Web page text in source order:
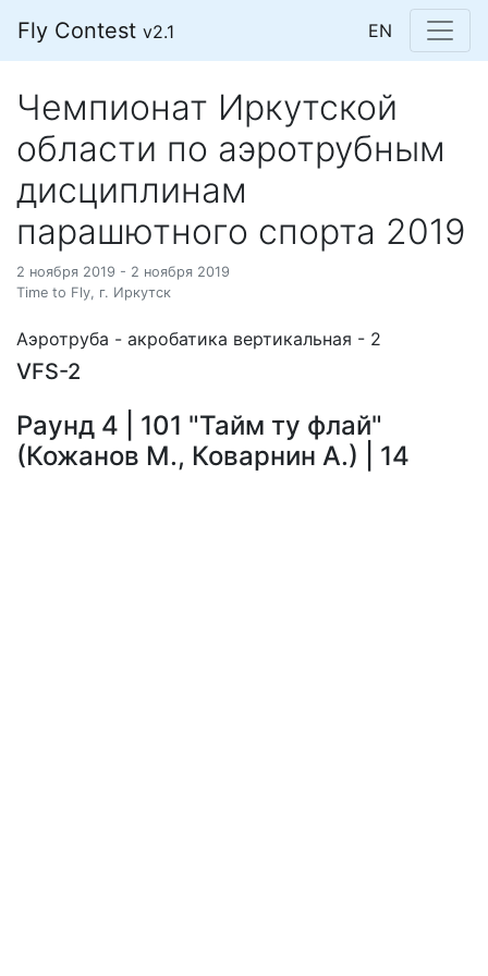
Fly Contest v2.1 EN
Чемпионат Иркутской
области по аэротрубным
дисциплинам
парашютного спорта 2019
2 ноября 2019 - 2 ноября 2019
Time to Fly, г. Иркутск
Аэротруба - акробатика вертикальная - 2
VFS-2
Раунд 4 | 101 "Тайм ту флай"
(Кожанов М., Коварнин А.) | 14